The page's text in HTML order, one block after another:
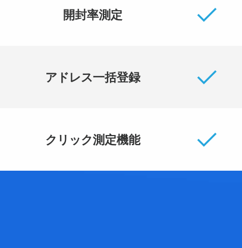
開封率測定
アドレス一括登録
クリック測定機能